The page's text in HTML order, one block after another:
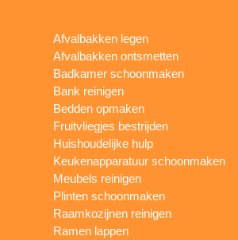
Afvalbakken legen
Afvalbakken ontsmetten
Badkamer schoonmaken
Bank reinigen
Bedden opmaken
Fruitvliegjes bestrijden
Huishoudelijke hulp
Keukenapparatuur schoonmaken
Meubels reinigen
Plinten schoonmaken
Raamkozijnen reinigen
Ramen lappen